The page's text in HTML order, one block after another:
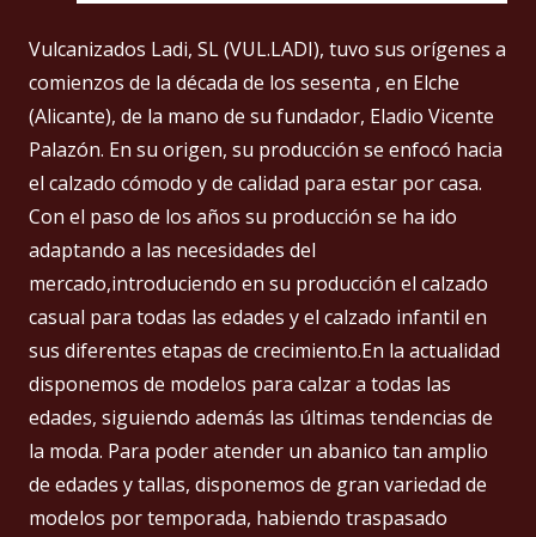
Vulcanizados Ladi, SL (VUL.LADI), tuvo sus orígenes a
comienzos de la década de los sesenta , en Elche
(Alicante), de la mano de su fundador, Eladio Vicente
Palazón. En su origen, su producción se enfocó hacia
el calzado cómodo y de calidad para estar por casa.
Con el paso de los años su producción se ha ido
adaptando a las necesidades del
mercado,introduciendo en su producción el calzado
casual para todas las edades y el calzado infantil en
sus diferentes etapas de crecimiento.En la actualidad
disponemos de modelos para calzar a todas las
edades, siguiendo además las últimas tendencias de
la moda. Para poder atender un abanico tan amplio
de edades y tallas, disponemos de gran variedad de
modelos por temporada, habiendo traspasado